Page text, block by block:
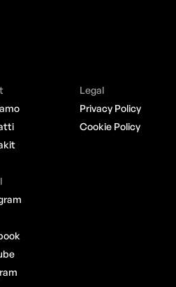
Legal
Privacy Policy
Cookie Policy